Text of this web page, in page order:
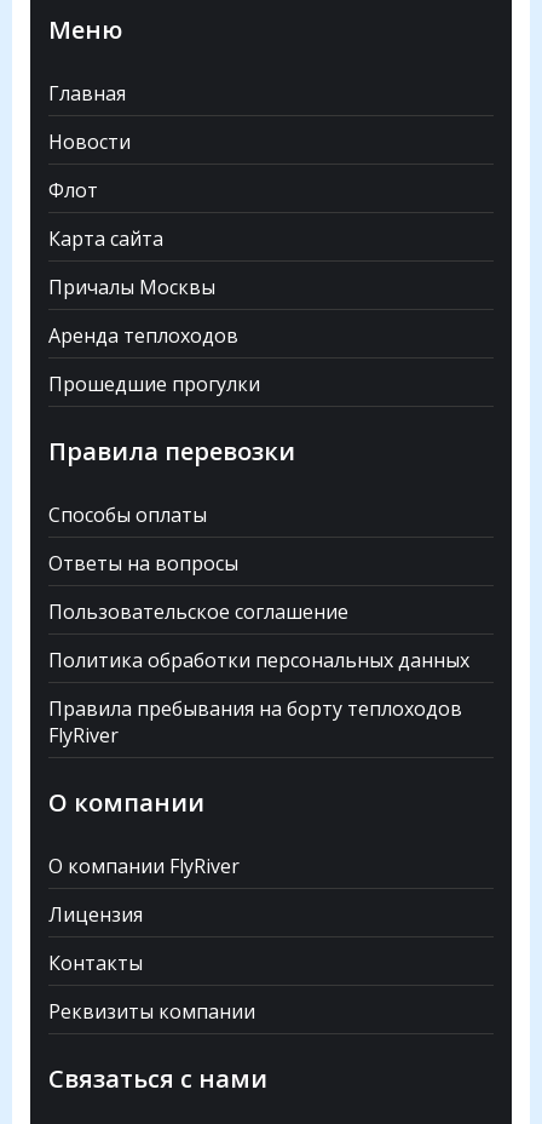
Меню
Главная
Новости
Флот
Карта сайта
Причалы Москвы
Аренда теплоходов
Прошедшие прогулки
Правила перевозки
Способы оплаты
Ответы на вопросы
Пользовательское соглашение
Политика обработки персональных данных
Правила пребывания на борту теплоходов
FlyRiver
О компании
О компании FlyRiver
Лицензия
Контакты
Реквизиты компании
Связаться с нами